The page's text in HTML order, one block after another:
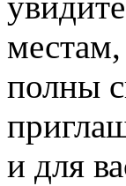
полны
и для